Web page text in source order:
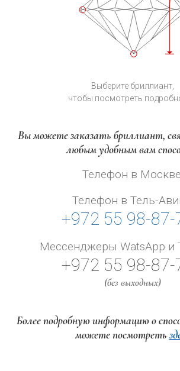
Выберите бриллиант,
чтобы посмотреть
Вы можете заказать бриллиант,
любым удобным вам
Телефон в
Телефон в Тель-
+972 55 98-87-
Мессенджеры WatsApp и
+972 55 98-87-
(без выходных)
Более подробную информацию о
можете посмотреть